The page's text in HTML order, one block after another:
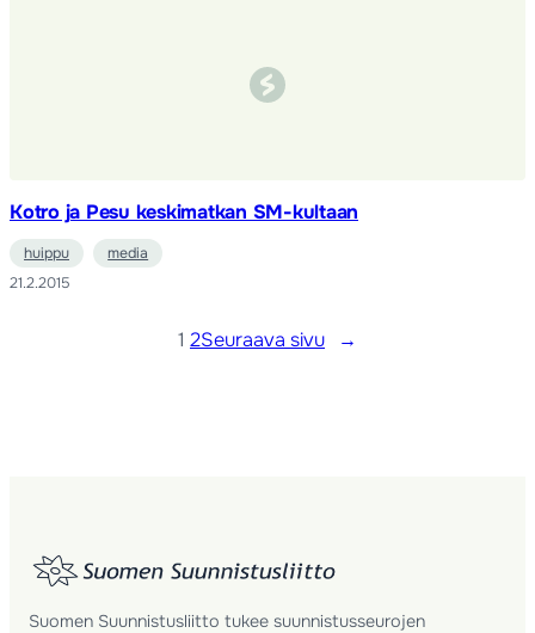
Kotro ja Pesu keskimatkan SM-kultaan
huippu
media
21.2.2015
1 2Seuraava sivu →
Suomen Suunnistusliitto tukee suunnistusseurojen